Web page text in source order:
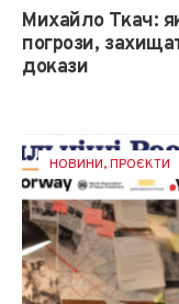
Михайло Ткач:
погрози,
докази
НОВИНИ,ПРОЄКТИ